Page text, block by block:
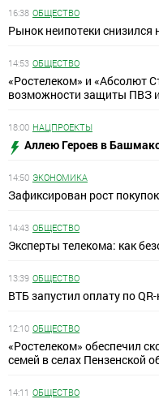
16:38 ОБЩЕСТВО
Рынок неипотеки снизился
14:53 ОБЩЕСТВО
«Ростелеком» и «Абсолют
возможности защиты ПВЗ
18:00 НАЦПРОЕКТЫ
Аллею Героев в
14:50 ЭКОНОМИКА
Зафиксирован рост
14:43 ОБЩЕСТВО
Эксперты телекома: как
13:39 ОБЩЕСТВО
ВТБ запустил оплату по
12:10 ОБЩЕСТВО
«Ростелеком» обеспечил
семей в селах Пензенской
14:11 ОБЩЕСТВО